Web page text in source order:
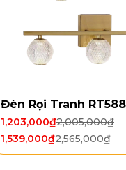
Đèn Rọi Tranh
2,005,000₫
1,203,000₫
2,565,000₫
1,539,000₫